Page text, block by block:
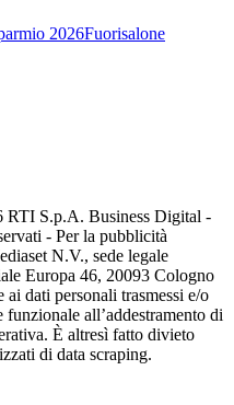
2026Fuorisalone
RTI S.p.A. Business Digital -
- Per la pubblicità
N.V., sede legale
Europa 46, 20093 Cologno
ai dati personali trasmessi e/o
all’addestramento di
È altresì fatto divieto
di data scraping.